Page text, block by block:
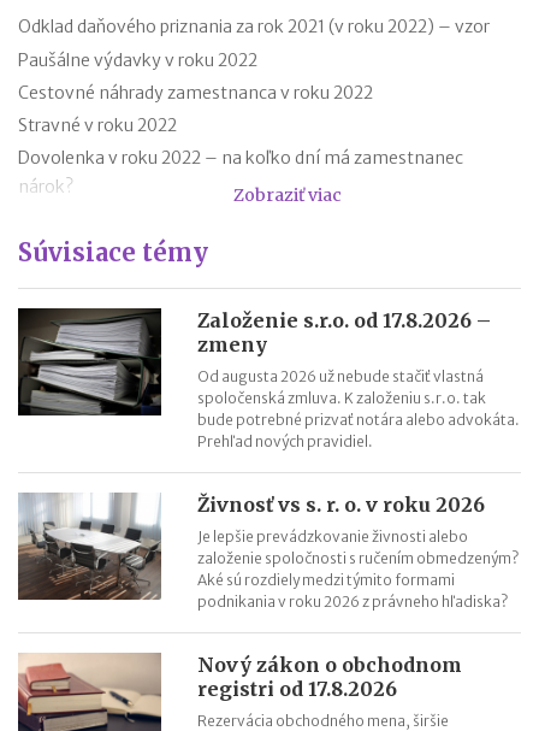
Odklad daňového priznania za rok 2021 (v roku 2022) – vzor
Paušálne výdavky v roku 2022
Cestovné náhrady zamestnanca v roku 2022
Stravné v roku 2022
Dovolenka v roku 2022 – na koľko dní má zamestnanec
nárok?
Platobné brány – účtovanie a DPH
Rodičovský príspevok v roku 2022
Minimálna mzda v roku 2022 – tabuľka
Nezdaniteľná časť základu dane na manželku (manžela) v roku
2021
Zobraziť viac
Súvisiace témy
Založenie s.r.o. od 17.8.2026 –
zmeny
Od augusta 2026 už nebude stačiť vlastná
spoločenská zmluva. K založeniu s.r.o. tak
bude potrebné prizvať notára alebo advokáta.
Prehľad nových pravidiel.
Živnosť vs s. r. o. v roku 2026
Je lepšie prevádzkovanie živnosti alebo
založenie spoločnosti s ručením obmedzeným?
Aké sú rozdiely medzi týmito formami
podnikania v roku 2026 z právneho hľadiska?
Nový zákon o obchodnom
registri od 17.8.2026
Rezervácia obchodného mena, širšie